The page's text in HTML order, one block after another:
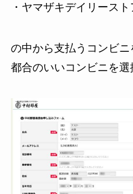
・ヤマザキデイリースト
の中から支払うコンビ
都合のいいコンビニを選